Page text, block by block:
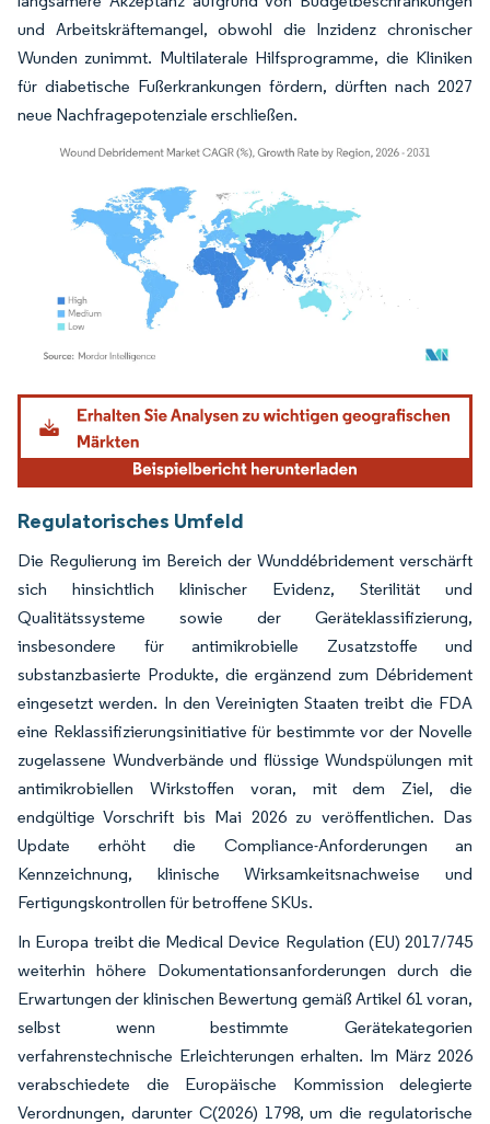
und Arbeitskräftemangel, obwohl die Inzidenz chronischer
Wunden zunimmt. Multilaterale Hilfsprogramme, die Kliniken
für diabetische Fußerkrankungen fördern, dürften nach 2027
neue Nachfragepotenziale erschließen.
Bild © Mordor Intelligence. Wiederverwendung erfordert Namensnennung gemäß
Regulatorisches Umfeld
Die Regulierung im Bereich der Wunddébridement verschärft
sich hinsichtlich klinischer Evidenz, Sterilität und
Qualitätssysteme sowie der Geräteklassifizierung,
insbesondere für antimikrobielle Zusatzstoffe und
substanzbasierte Produkte, die ergänzend zum Débridement
eingesetzt werden. In den Vereinigten Staaten treibt die FDA
eine Reklassifizierungsinitiative für bestimmte vor der Novelle
zugelassene Wundverbände und flüssige Wundspülungen mit
antimikrobiellen Wirkstoffen voran, mit dem Ziel, die
endgültige Vorschrift bis Mai 2026 zu veröffentlichen. Das
Update erhöht die Compliance-Anforderungen an
Kennzeichnung, klinische Wirksamkeitsnachweise und
Fertigungskontrollen für betroffene SKUs.
In Europa treibt die Medical Device Regulation (EU) 2017/745
weiterhin höhere Dokumentationsanforderungen durch die
Erwartungen der klinischen Bewertung gemäß Artikel 61 voran,
selbst wenn bestimmte Gerätekategorien
verfahrenstechnische Erleichterungen erhalten. Im März 2026
verabschiedete die Europäische Kommission delegierte
Verordnungen, darunter C(2026) 1798, um die regulatorische